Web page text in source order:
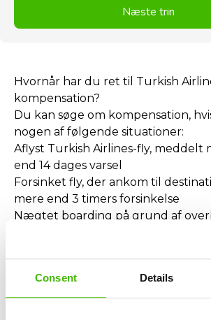
Consent Details
Næste trin
Hvornår har du ret til Turkish
kompensation?
Du kan søge om kompensation,
nogen af følgende situationer:
Aflyst Turkish Airlines-fly, meddelt
end 14 dages varsel
Forsinket fly, der ankom til
mere end 3 timers forsinkelse
Nægtet boarding på grund af
Afgik fra en lufthavn i Den
Airlines